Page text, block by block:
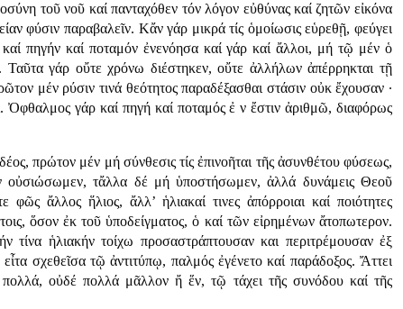
τοῦ νοῦ καί πανταχόθεν τόν λόγον εὐθύνας καί ζητῶν εἰκόνα
φύσιν παραβαλεῖν. Κἄν γάρ μικρά τίς ὁμοίωσις εὑρεθῇ, φεύγει
πηγήν καί ποταμόν ἐνενόησα καί γάρ καί ἄλλοι, μή τῷ μέν ὁ
γάρ οὔτε χρόνω διέστηκεν, οὔτε ἀλλήλων ἀπέρρηκται τῇ
μέν ρύσιν τινά θεότητος παραδέξασθαι στάσιν οὐκ ἔχουσαν ·
Ὀφθαλμος γάρ καί πηγή καί ποταμός ἐ ν ἔστιν ἀριθμῶ, διαφόρως
πρώτον μέν μή σύνθεσις τίς ἐπινοῆται τῆς ἀσυνθέτου φύσεως,
τἄλλα δέ μή ὑποστήσωμεν, ἀλλά δυνάμεις Θεοῦ
ἄλλος ἥλιος, ἄλλ’ ἡλιακαί τινες ἀπόρροιαι καί ποιότητες
ὅσον ἐκ τοῦ ὑποδείγματος, ὁ καί τῶν εἰρημένων ἄτοπωτερον.
ἡλιακήν τοίχω προσαστράπτουσαν και περιτρέμουσαν ἐξ
σχεθεῖσα τῷ ἀντιτύπῳ, παλμός ἐγένετο καί παράδοξος. Ἄττει
οὐδέ πολλά μᾶλλον ἤ ἕν, τῷ τάχει τῆς συνόδου καί τῆς